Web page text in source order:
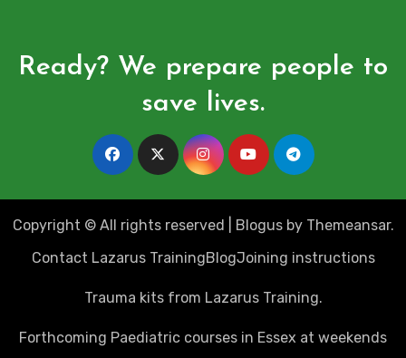
Ready? We prepare people to
save lives.
Copyright © All rights reserved Blogusby Themeansar.
Contact Lazarus TrainingBlogJoining instructions
Trauma kits from Lazarus Training.
Forthcoming Paediatric courses in Essex at weekends